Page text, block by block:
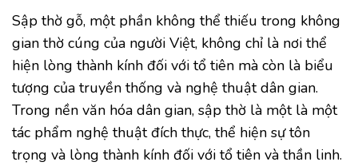
Sập thờ gỗ, một phần không thể thiếu trong không
gian thờ cúng của người Việt, không chỉ là nơi thể
hiện lòng thành kính đối với tổ tiên mà còn là biểu
tượng của truyền thống và nghệ thuật dân gian.
Trong nền văn hóa dân gian, sập thờ là một là một
tác phẩm nghệ thuật đích thực, thể hiện sự tôn
trọng và lòng thành kính đối với tổ tiên và thần linh.